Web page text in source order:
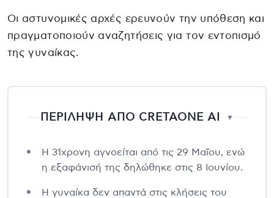
Οι αστυνομικές αρχές ερευνούν την υπόθεση και
πραγματοποιούν αναζητήσεις για τον εντοπισμό
της γυναίκας.
ΠΕΡΙΛΗΨΗ ΑΠΟ CRETAONE AI ▼
Η 31χρονη αγνοείται από τις 29 Μαΐου, ενώ
η εξαφάνισή της δηλώθηκε στις 8 Ιουνίου.
Η γυναίκα δεν απαντά στις κλήσεις του